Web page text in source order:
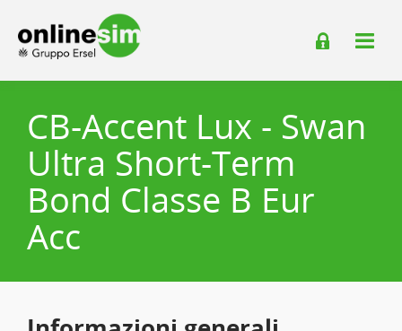
CB-Accent Lux - Swan
Ultra Short-Term
Bond Classe B Eur
Acc